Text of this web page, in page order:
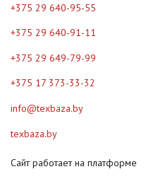
+375 29 640-95-55
+375 29 640-91-11
+375 29 649-79-99
+375 17 373-33-32
info@texbaza.by
texbaza.by
Сайт работает на платформе